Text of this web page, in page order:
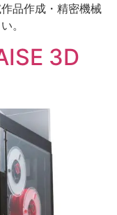
品作成・精密機械
。
3D